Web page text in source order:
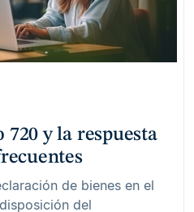
720 y la respuesta
de bienes en el
del